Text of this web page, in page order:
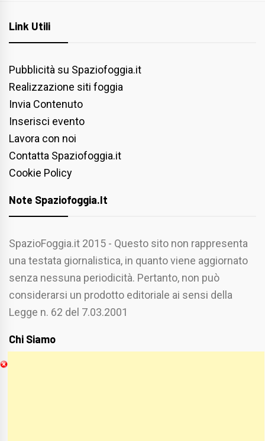
Link Utili
Pubblicità su Spaziofoggia.it
Realizzazione siti foggia
Invia Contenuto
Inserisci evento
Lavora con noi
Contatta Spaziofoggia.it
Cookie Policy
Note Spaziofoggia.it
SpazioFoggia.it 2015 - Questo sito non rappresenta
una testata giornalistica, in quanto viene aggiornato
senza nessuna periodicità. Pertanto, non può
considerarsi un prodotto editoriale ai sensi della
Legge n. 62 del 7.03.2001
Chi Siamo